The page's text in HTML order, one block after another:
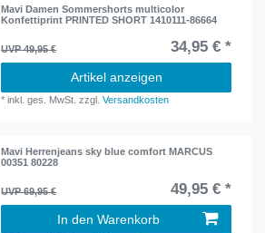
Mavi Damen Sommershorts multicolor
Konfettiprint PRINTED SHORT 1410111-86664
UVP 49,95 € 34,95 € *
Artikel anzeigen
*inkl. ges. MwSt. zzgl.Versandkosten
Mavi Herrenjeans sky blue comfort MARCUS
00351 80228
UVP 69,95 € 49,95 € *
In den Warenkorb